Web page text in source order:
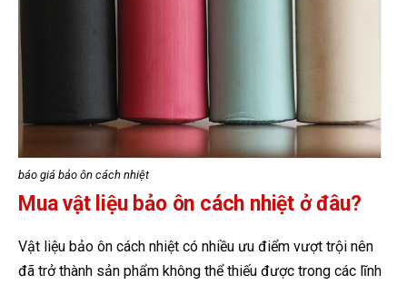
báo giá bảo ôn cách nhiệt
Mua vật liệu bảo ôn cách nhiệt ở đâu?
Vật liệu bảo ôn cách nhiệt có nhiều ưu điểm vượt trội nên
đã trở thành sản phẩm không thể thiếu được trong các lĩnh